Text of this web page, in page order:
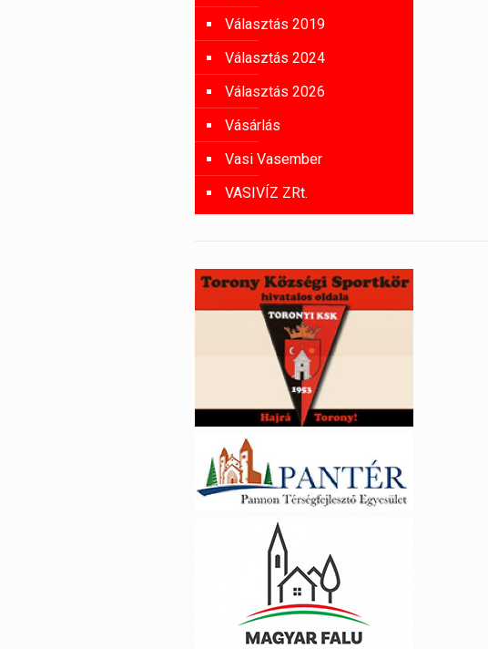
Választás 2019
Választás 2024
Választás 2026
Vásárlás
Vasi Vasember
VASIVÍZ ZRt.